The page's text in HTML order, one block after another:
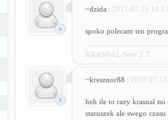
~dzida | 2017.07.15 11:17
spoko polecam ten
KRASNAL Serv 2.7
~kresznor88 |
heh ile to razy krasnal
staruszek ale swego